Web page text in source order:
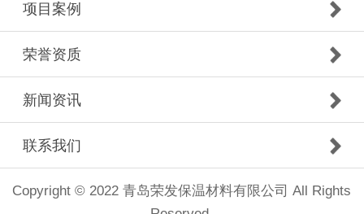
项目案例
荣誉资质
新闻资讯
联系我们
Copyright © 2022 青岛荣发保温材料有限公司 All Rights